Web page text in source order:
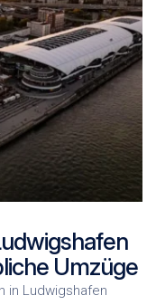
Umzüge
in Ludwigshafen